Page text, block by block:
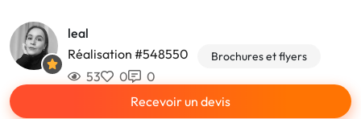
leal
Réalisation #548550
Brochures et flyers
53 0
0
Recevoir un devis